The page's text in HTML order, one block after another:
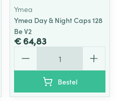
Ymea
Ymea Day & Night Caps 128
Be V2
€ 64,83
Bestel